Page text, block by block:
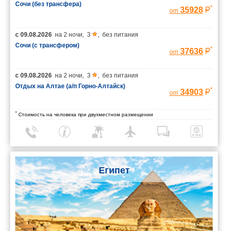
Сочи (без трансфера)
от 35928 *
с 09.08.2026 на 2 ночи, 3 , без питания
Сочи (с трансфером)
от 37636 *
с 09.08.2026 на 2 ночи, 3 , без питания
Отдых на Алтае (а/п Горно-Алтайск)
от 34903 *
* Стоимость на человека при двухместном размещении
Египет